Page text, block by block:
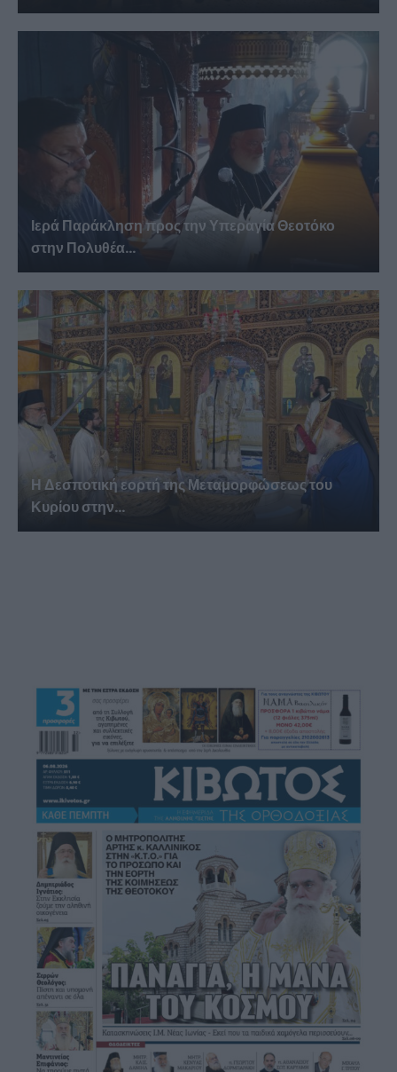
Ιερά Παράκληση προς την Υπεραγία Θεοτόκο
στην Πολυθέα...
Η Δεσποτική εορτή της Μεταμορφώσεως του
Κυρίου στην...